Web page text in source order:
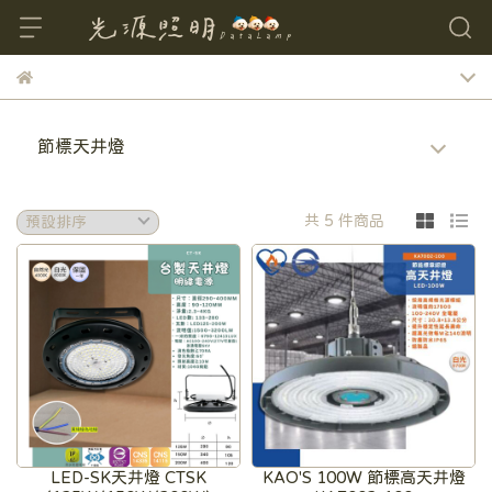
節標天井燈
共 5 件商品
LED-SK天井燈 CTSK
KAO'S 100W 節標高天井燈